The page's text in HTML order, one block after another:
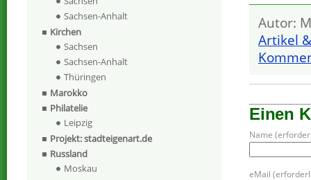
Autor:
Artikel
Einen
Name
eMail
Sachsen-Anhalt
Kirchen
Sachsen
Sachsen-Anhalt
Thüringen
Marokko
Philatelie
Leipzig
Projekt: stadteigenart.de
Russland
Moskau